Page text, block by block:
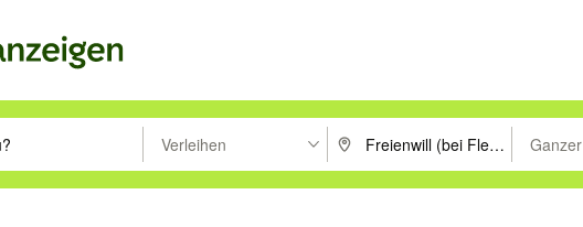
Eingabetaste drücken um zu suchen, oder Vorschläge mit den Pfeiltasten nach
Verleihen PLZ oder Ort eingeben. Suche